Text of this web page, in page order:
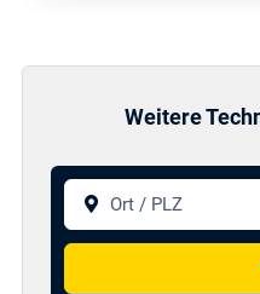
Weitere
Ort / PLZ
Suchen